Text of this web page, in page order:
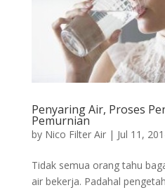
Penyaring Air, Proses
Pemurnian
by Nico Filter Air| Jul 11,
Tidak semua orang tahu
air bekerja. Padahal